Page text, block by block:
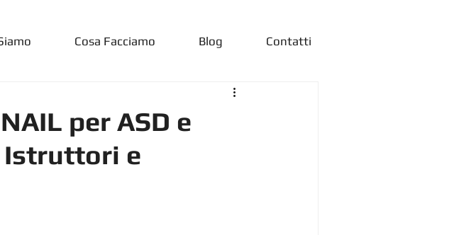
Cosa Facciamo Blog Contatti
per ASD e
Istruttori e